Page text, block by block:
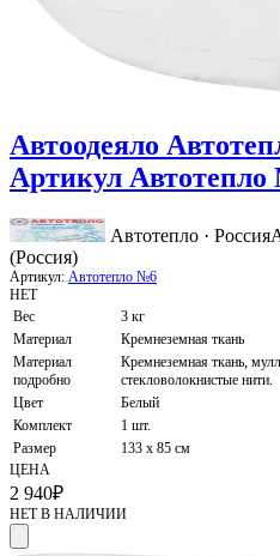
Автоодеяло
Артикул
Автотепло · Россия
(Россия)
Артикул: Автотепло №6
НЕТ
Вес
3 кг
Материал
Кремнеземная ткань
Материал
подробно
Кремнеземная ткань,
стекловолокнистые нити.
Цвет
Белый
Комплект
1 шт.
Размер
133 x 85 см
ЦЕНА
2 940₽
НЕТ В НАЛИЧИИ